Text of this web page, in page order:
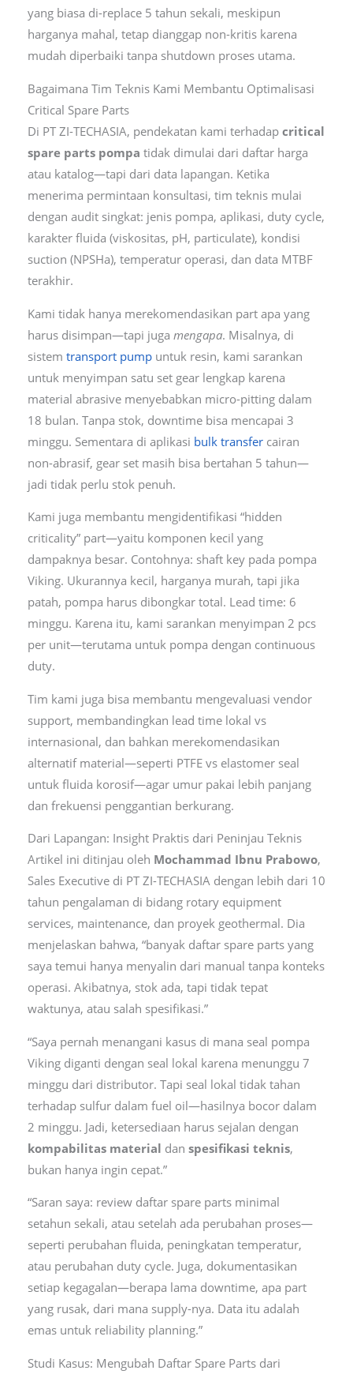
yang biasa di-replace 5 tahun sekali, meskipun
harganya mahal, tetap dianggap non-kritis karena
mudah diperbaiki tanpa shutdown proses utama.
Bagaimana Tim Teknis Kami Membantu Optimalisasi
Critical Spare Parts
Di PT ZI-TECHASIA, pendekatan kami terhadap critical
spare parts pompa tidak dimulai dari daftar harga
atau katalog—tapi dari data lapangan. Ketika
menerima permintaan konsultasi, tim teknis mulai
dengan audit singkat: jenis pompa, aplikasi, duty cycle,
karakter fluida (viskositas, pH, particulate), kondisi
suction (NPSHa), temperatur operasi, dan data MTBF
terakhir.
Kami tidak hanya merekomendasikan part apa yang
harus disimpan—tapi juga mengapa. Misalnya, di
sistem transport pumpuntuk resin, kami sarankan
untuk menyimpan satu set gear lengkap karena
material abrasive menyebabkan micro-pitting dalam
18 bulan. Tanpa stok, downtime bisa mencapai 3
minggu. Sementara di aplikasi bulk transfercairan
non-abrasif, gear set masih bisa bertahan 5 tahun—
jadi tidak perlu stok penuh.
Kami juga membantu mengidentifikasi “hidden
criticality” part—yaitu komponen kecil yang
dampaknya besar. Contohnya: shaft key pada pompa
Viking. Ukurannya kecil, harganya murah, tapi jika
patah, pompa harus dibongkar total. Lead time: 6
minggu. Karena itu, kami sarankan menyimpan 2 pcs
per unit—terutama untuk pompa dengan continuous
duty.
Tim kami juga bisa membantu mengevaluasi vendor
support, membandingkan lead time lokal vs
internasional, dan bahkan merekomendasikan
alternatif material—seperti PTFE vs elastomer seal
untuk fluida korosif—agar umur pakai lebih panjang
dan frekuensi penggantian berkurang.
Dari Lapangan: Insight Praktis dari Peninjau Teknis
Artikel ini ditinjau oleh Mochammad Ibnu Prabowo,
Sales Executive di PT ZI-TECHASIA dengan lebih dari 10
tahun pengalaman di bidang rotary equipment
services, maintenance, dan proyek geothermal. Dia
menjelaskan bahwa, “banyak daftar spare parts yang
saya temui hanya menyalin dari manual tanpa konteks
operasi. Akibatnya, stok ada, tapi tidak tepat
waktunya, atau salah spesifikasi.”
“Saya pernah menangani kasus di mana seal pompa
Viking diganti dengan seal lokal karena menunggu 7
minggu dari distributor. Tapi seal lokal tidak tahan
terhadap sulfur dalam fuel oil—hasilnya bocor dalam
2 minggu. Jadi, ketersediaan harus sejalan dengan
kompabilitas material dan spesifikasi teknis,
bukan hanya ingin cepat.”
“Saran saya: review daftar spare parts minimal
setahun sekali, atau setelah ada perubahan proses—
seperti perubahan fluida, peningkatan temperatur,
atau perubahan duty cycle. Juga, dokumentasikan
setiap kegagalan—berapa lama downtime, apa part
yang rusak, dari mana supply-nya. Data itu adalah
emas untuk reliability planning.”
Studi Kasus: Mengubah Daftar Spare Parts dari